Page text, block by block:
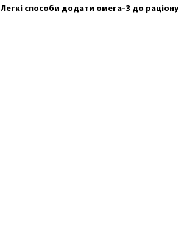
Легкі способи додати омега-3 до раціону